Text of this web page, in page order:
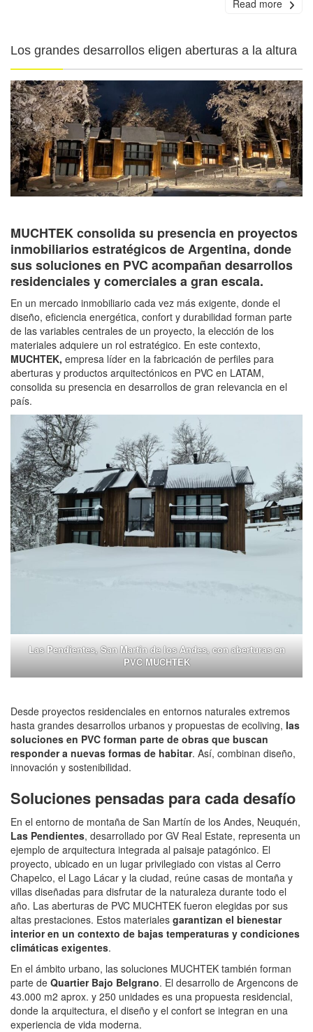
Read more
Los grandes desarrollos eligen aberturas a la altura
MUCHTEK consolida su presencia en proyectos
inmobiliarios estratégicos de Argentina, donde
sus soluciones en PVC acompañan desarrollos
residenciales y comerciales a gran escala.
En un mercado inmobiliario cada vez más exigente, donde el
diseño, eficiencia energética, confort y durabilidad forman parte
de las variables centrales de un proyecto, la elección de los
materiales adquiere un rol estratégico. En este contexto,
MUCHTEK, empresa líder en la fabricación de perfiles para
aberturas y productos arquitectónicos en PVC en LATAM,
consolida su presencia en desarrollos de gran relevancia en el
país.
Las Pendientes, San Martín de los Andes, con aberturas en
PVC MUCHTEK
Desde proyectos residenciales en entornos naturales extremos
hasta grandes desarrollos urbanos y propuestas de ecoliving, las
soluciones en PVC forman parte de obras que buscan
responder a nuevas formas de habitar. Así, combinan diseño,
innovación y sostenibilidad.
Soluciones pensadas para cada desafío
En el entorno de montaña de San Martín de los Andes, Neuquén,
Las Pendientes, desarrollado por GV Real Estate, representa un
ejemplo de arquitectura integrada al paisaje patagónico. El
proyecto, ubicado en un lugar privilegiado con vistas al Cerro
Chapelco, el Lago Lácar y la ciudad, reúne casas de montaña y
villas diseñadas para disfrutar de la naturaleza durante todo el
año. Las aberturas de PVC MUCHTEK fueron elegidas por sus
altas prestaciones. Estos materiales garantizan el bienestar
interior en un contexto de bajas temperaturas y condiciones
climáticas exigentes.
En el ámbito urbano, las soluciones MUCHTEK también forman
parte de Quartier Bajo Belgrano. El desarrollo de Argencons de
43.000 m2 aprox. y 250 unidades es una propuesta residencial,
donde la arquitectura, el diseño y el confort se integran en una
experiencia de vida moderna.